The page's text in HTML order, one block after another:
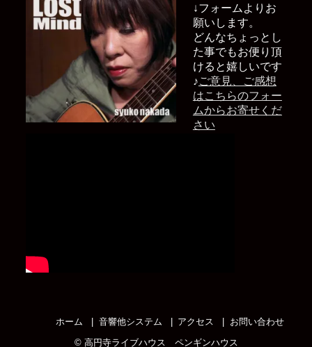
↓フォームよりお
願いします。
どんなちょっとし
た事でもお便り頂
けると嬉しいです
♪ご意見、ご感想
はこちらのフォー
ムからお寄せくだ
さい
ホーム 音響他システム アクセス
お問い合わせ
© 高円寺ライブハウス ペンギンハウス